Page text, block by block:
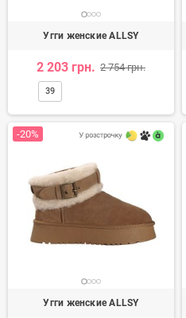
Угги женские ALLSY
2 203 грн. 2 754 грн.
39
-20%
Угги женские ALLSY